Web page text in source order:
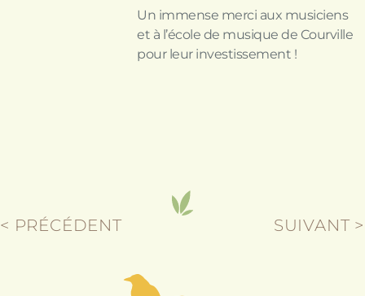
Un immense merci aux musiciens
et à l’école de musique de Courville
pour leur investissement !
< PRÉCÉDENT SUIVANT >